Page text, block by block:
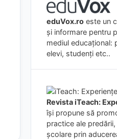
eduVox.ro este un
și informare pentru
mediul educațional:
elevi, studenți etc..
Revista iTeach:
îşi propune să
practice ale
şcolare prin